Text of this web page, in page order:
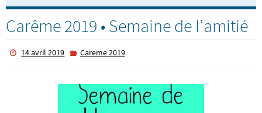
Carême 2019 • Semaine de l’amitié
14 avril 2019 Careme 2019